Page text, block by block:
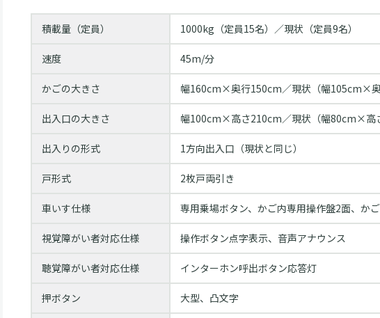
積載量（定員） 1000kg（定員15名）／現状（定員9名）
速度 45m/分
かごの大きさ 幅160cm×奥行150cm／現状（幅105cm×奥
出入口の大きさ 幅100cm×高さ210cm／現状（幅80cm×高
出入りの形式 1方向出入口（現状と同じ）
戸形式 2枚戸両引き
車いす仕様 専用乗場ボタン、かご内専⽤操作盤2⾯、か
視覚障がい者対応仕様 操作ボタン点字表⽰、⾳声アナウンス
聴覚障がい者対応仕様 インターホン呼出ボタン応答灯
押ボタン 大型、凸文字